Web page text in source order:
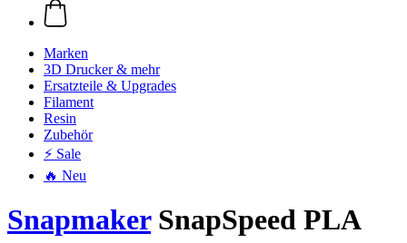
Marken
3D Drucker & mehr
Ersatzteile & Upgrades
Filament
Resin
Zubehör
⚡ Sale
🔥 Neu
SnapmakerSnapSpeed PLA